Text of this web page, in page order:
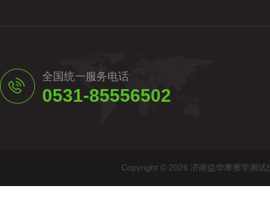
全国统一服务电话
0531-85556502
Copyright © 2026 济南益华摩擦学测